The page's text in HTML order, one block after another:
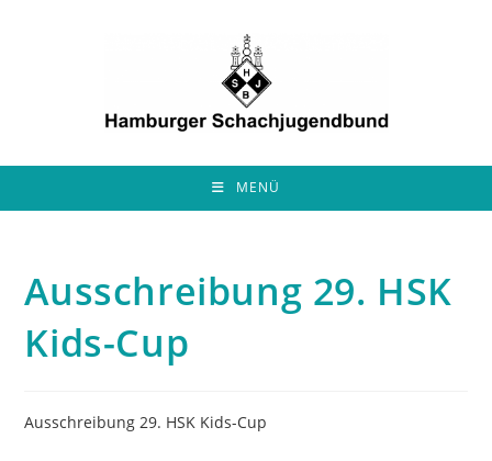
MENÜ
Ausschreibung 29. HSK
Kids-Cup
Ausschreibung 29. HSK Kids-Cup